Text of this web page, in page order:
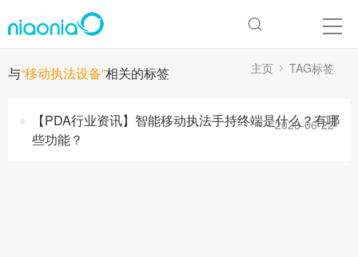
与“移动执法设备”相关的标签 主页 TAG标签
【PDA行业资讯】智能移动执法手持终端是什么？有哪
些功能？
2026-06-22